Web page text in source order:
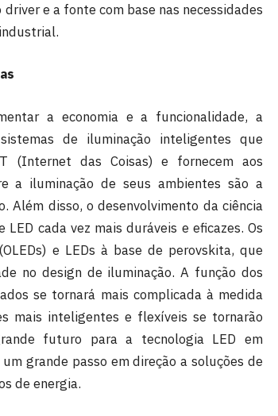
e a fonte com base nas necessidades
a economia e a funcionalidade, a
de iluminação inteligentes que
(Internet das Coisas) e fornecem aos
a iluminação de seus ambientes são a
Além disso, o desenvolvimento da ciência
cada vez mais duráveis e eficazes. Os
e LEDs à base de perovskita, que
no design de iluminação. A função dos
se tornará mais complicada à medida
mais inteligentes e flexíveis se tornarão
futuro para a tecnologia LED em
grande passo em direção a soluções de
de energia.